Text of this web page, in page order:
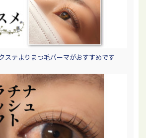
ステよりまつ毛パーマがおすすめです